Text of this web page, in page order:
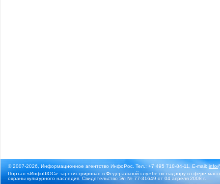
© 2007-2026, Информационное агентство ИнфоРос. Тел.: +7 495 718-84-11, E-mail:
Портал «ИнфоШОС» зарегистрирован в Федеральной службе по надзору в сфере
охраны культурного наследия. Свидетельство Эл № 77-31649 от 04 апреля 2008 г.